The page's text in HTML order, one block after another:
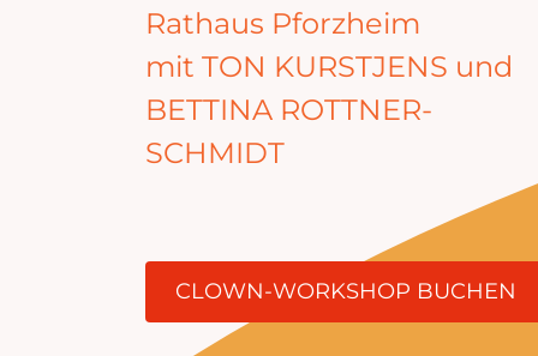
Rathaus Pforzheim
mit TON KURSTJENS und
BETTINA ROTTNER-
SCHMIDT
CLOWN-WORKSHOP BUCHEN